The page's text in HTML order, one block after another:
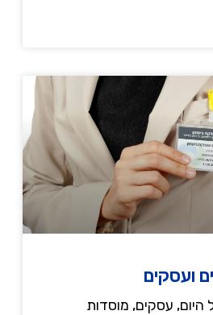
ועסקים
היום, עסקים, מוסדות